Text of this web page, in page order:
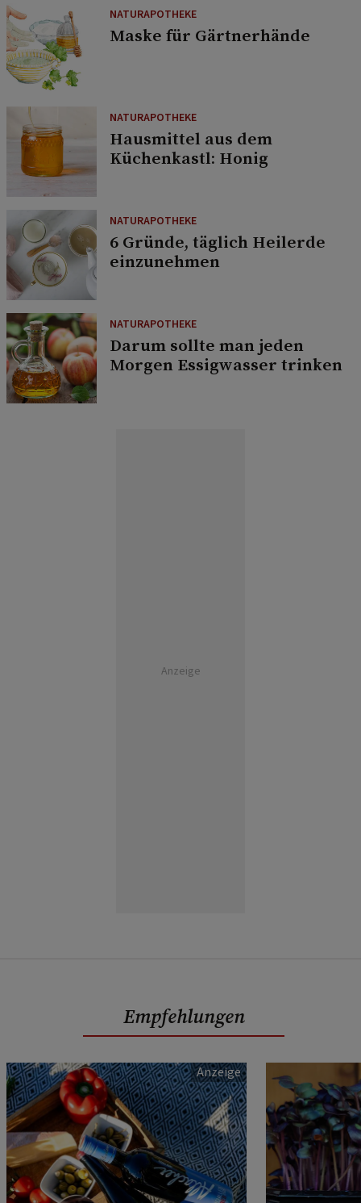
NATURAPOTHEKE
Maske für Gärtnerhände
NATURAPOTHEKE
Hausmittel aus dem
Küchenkastl: Honig
NATURAPOTHEKE
6 Gründe, täglich Heilerde
einzunehmen
NATURAPOTHEKE
Darum sollte man jeden
Morgen Essigwasser trinken
Anzeige
Empfehlungen